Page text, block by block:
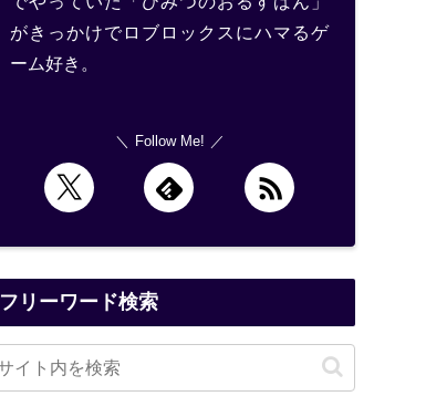
がきっかけでロブロックスにハマるゲ
ーム好き。
Follow Me!
フリーワード検索